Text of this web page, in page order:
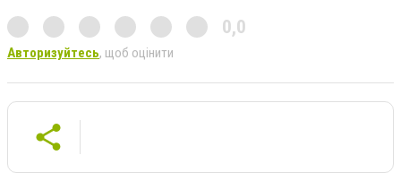
0,0
Авторизуйтесь, щоб оцінити